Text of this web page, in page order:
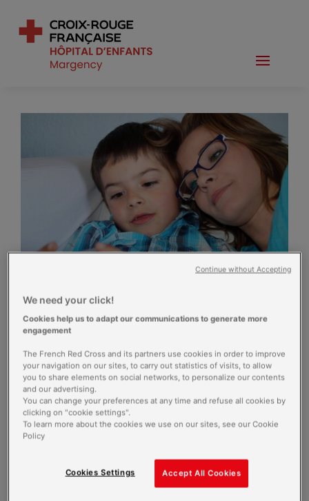
L’accueil des
parents
L’hébergement des parents sur
l’HEM
Pour permettre aux parents de demeurer au plus près de
leur enfant, une chambre peut être mise à leur disposition
au sein de la maison des parents sur le site de
l’établissement moyennant un loyer.
Le fonctionnement de ce lieu d’hébergement, entièrement
règlement intérieur qui est communiqué aux parents lors
We need your click!
Cookies help us to adapt our communications to generate more
engagement
The French Red Cross and its partners use cookies in order to improve
your navigation on our sites, to carry out statistics of visits, to allow
you to share elements on social networks, to personalize our contents
and our advertising.
You can change your preferences at any time and refuse all cookies by
clicking on "cookie settings".
To learn more about the cookies we use on our sites, see our Cookie
Policy
Accept All Cookies
Cookies Settings
Continue without Accepting